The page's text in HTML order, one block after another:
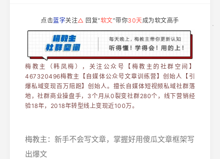
点击蓝字关注△ 回复“软文”带你30天成为软文高手
梅教主（韩凤梅），关注公众号【梅教主的社群空间】
467320496梅教主【自媒体公众号文章训练营】创始人【引
爆私域变现百万陪跑】创始人。擅长自媒体短视频私域社群落
地，社群商业操盘手，3个月从0裂变社群280个，线下营销经
验18年，2018年转型线上变现近100万。
梅教主：新手不会写文章，掌握好用傻瓜文章框架写
出爆文